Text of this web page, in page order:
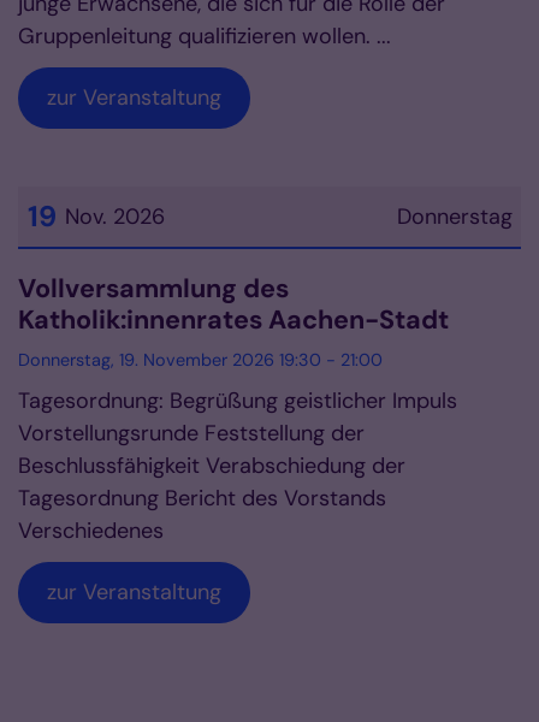
Gruppenleitung qualifizieren wollen. ...
zur Veranstaltung
Donnerstag
19 Nov. 2026
Datum: 19. November 2026
Vollversammlung des
Katholik:innenrates Aachen-Stadt
Donnerstag, 19. November 2026 19:30 - 21:00
Tagesordnung: Begrüßung geistlicher Impuls
Vorstellungsrunde Feststellung der
Beschlussfähigkeit Verabschiedung der
Tagesordnung Bericht des Vorstands
Verschiedenes
zur Veranstaltung